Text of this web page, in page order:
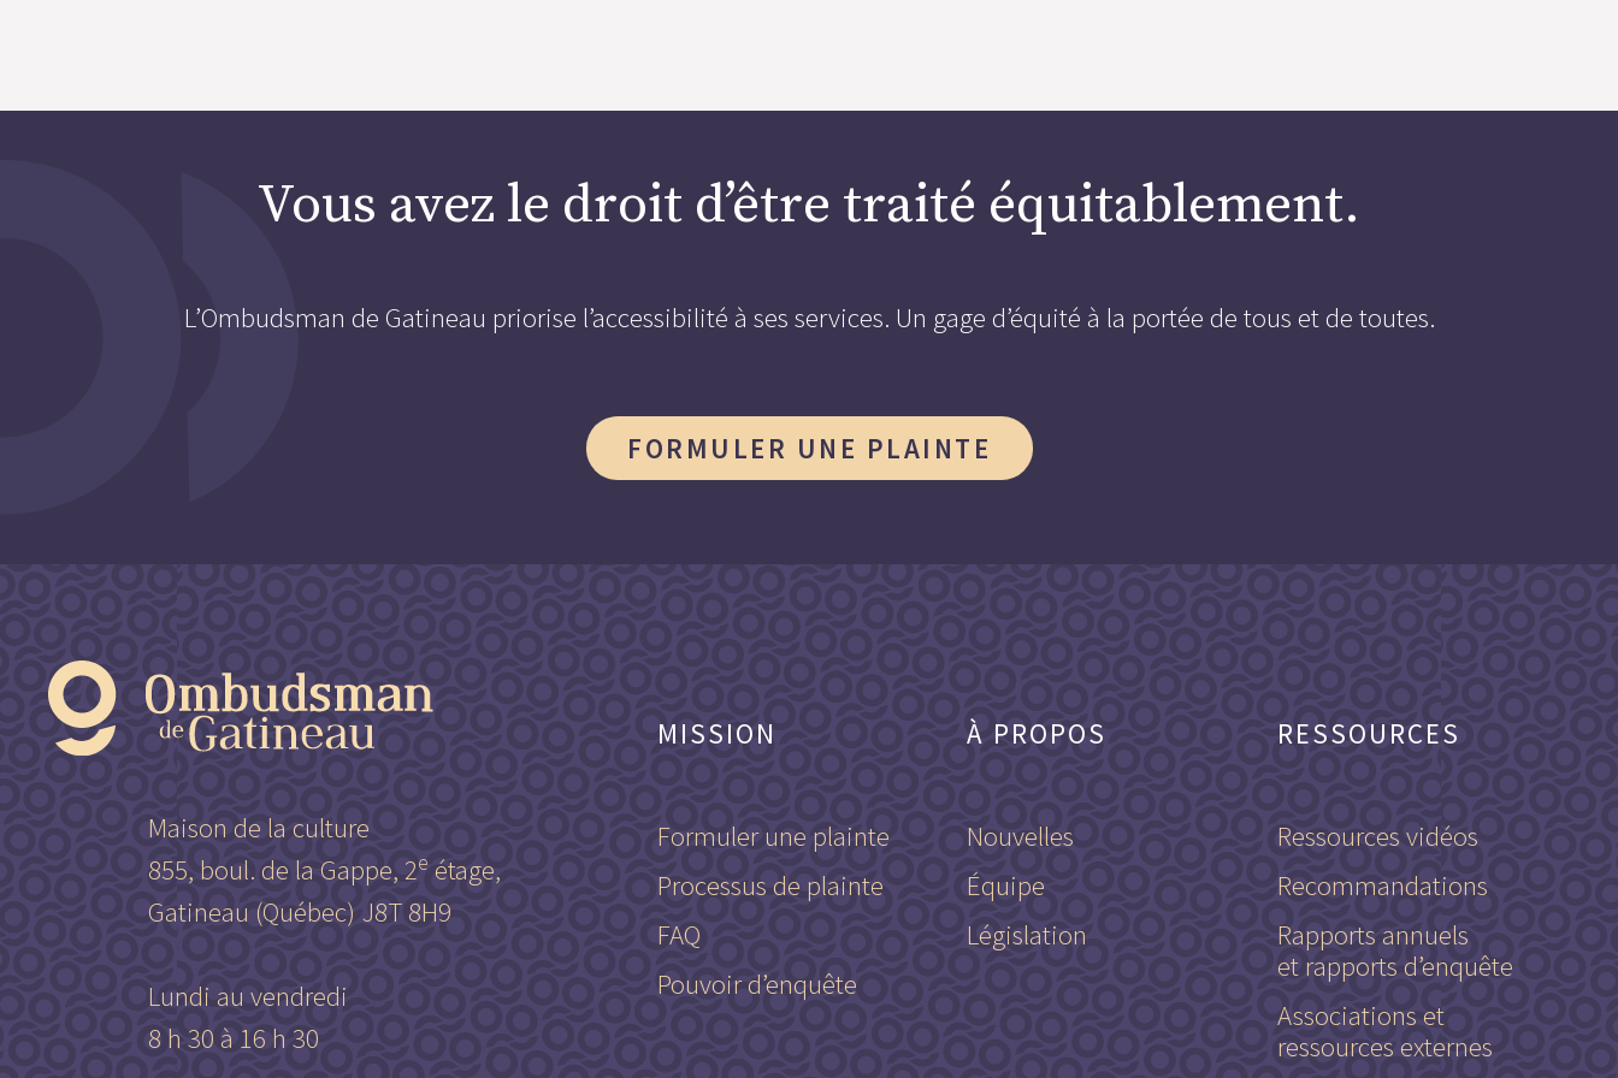
Vous avez le droit d’être traité équitablement.
L’Ombudsman de Gatineau priorise l’accessibilité à ses services. Un gage d’équité à la portée de tous et de toutes.
FORMULER UNE PLAINTE
Maison de la culture
855, boul. de la Gappe, 2e étage,
Gatineau (Québec) J8T 8H9
Lundi au vendredi
8 h 30 à 16 h 30
MISSION
Formuler une plainte
Processus de plainte
FAQ
Pouvoir d’enquête
À PROPOS
Nouvelles
Équipe
Législation
RESSOURCES
Ressources vidéos
Recommandations
Rapports annuels
et rapports d’enquête
Associations et
ressources externes